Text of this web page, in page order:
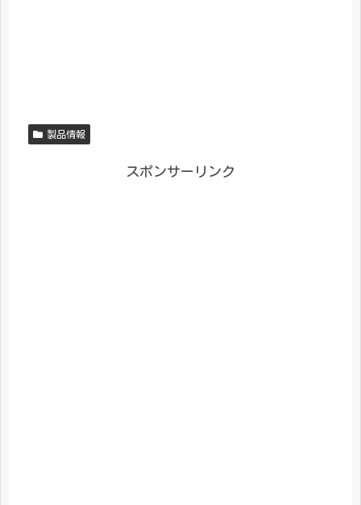
製品情報
スポンサーリンク